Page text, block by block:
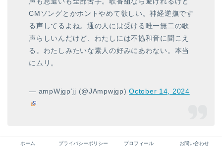
CMソングとかホントやめて欲しい。神経逆撫です
る声してるよね。通の人には受ける唯一無二の歌
声らしいんだけど、わたしには不協和音に聞こえ
る。わたしみたいな素人の好みにあわない。本当
にムリ。
— ampWjgp’jj (@JAmpwjgp)October 14, 2024
ホーム プライバシーポリシー プロフィール お問い合わせ